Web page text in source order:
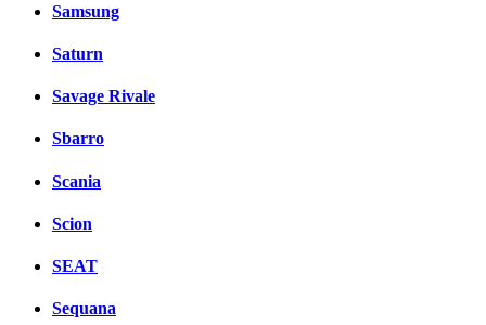
Samsung
Saturn
Savage Rivale
Sbarro
Scania
Scion
SEAT
Sequana